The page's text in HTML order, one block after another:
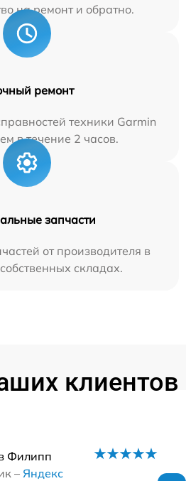
на ремонт и обратно.
ремонт
техники Garmin
в течение 2 часов.
запчасти
от производителя в
складах.
клиентов
Филипп
– Яндекс
мастера